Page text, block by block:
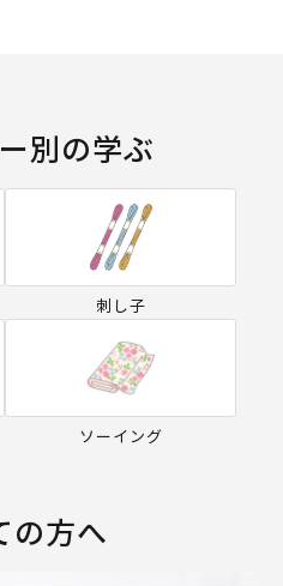
別の学ぶ
刺し子
ソーイング
の方へ